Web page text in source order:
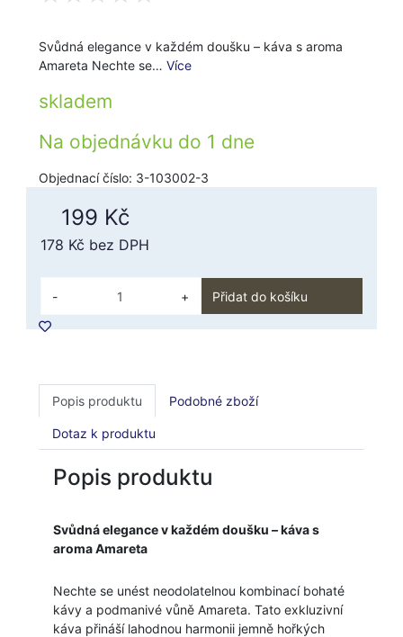
Svůdná elegance v každém doušku – káva s aroma
Amareta Nechte se… Více
skladem
Na objednávku do 1 dne
Objednací číslo: 3-103002-3
199 Kč
178 Kč bez DPH
- + Přidat do košíku
Popis produktu Podobné zboží
Dotaz k produktu
Popis produktu
Svůdná elegance v každém doušku – káva s
aroma Amareta
Nechte se unést neodolatelnou kombinací bohaté
kávy a podmanivé vůně Amareta. Tato exkluzivní
káva přináší lahodnou harmonii jemně hořkých